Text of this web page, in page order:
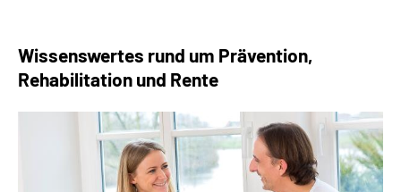
Wissenswertes rund um Prävention,
Rehabilitation und Rente